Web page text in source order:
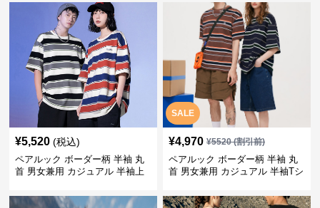
¥5,520 (税込)
ペアルック ボーダー柄 半袖 丸
首 男女兼用 カジュアル 半袖上
SALE
¥4,970 ¥5520(割引前)
ペアルック ボーダー柄 半袖 丸
首 男女兼用 カジュアル 半袖Tシ